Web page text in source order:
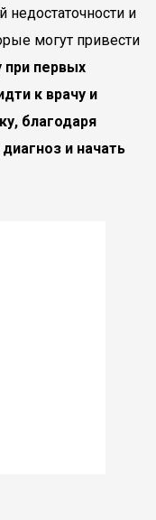
недостаточности и
могут привести
при первых
к врачу и
благодаря
и начать